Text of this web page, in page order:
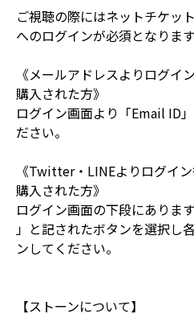
ご視聴の際にはネットチケッ
へのログインが必須となります
《メールアドレスよりログイ
購入された方》
ログイン画面より「Email ID
ださい。
《Twitter・LINEよりログイ
購入された方》
ログイン画面の下段にありま
」と記されたボタンを選択し
ンしてください。
【ストーンについて】